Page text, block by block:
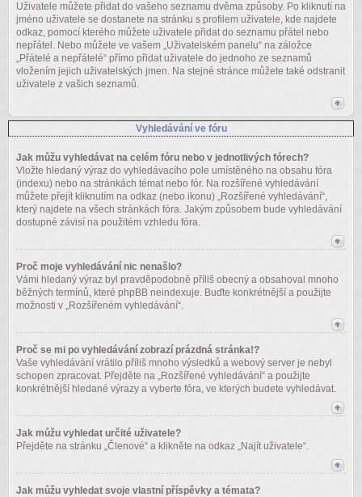
Uživatele můžete přidat do vašeho seznamu dvěma způsoby. Po kliknutí na
jméno uživatele se dostanete na stránku s profilem uživatele, kde najdete
odkaz, pomocí kterého můžete uživatele přidat do seznamu přátel nebo
nepřátel. Nebo můžete ve vašem „Uživatelském panelu“ na záložce
„Přátelé a nepřátelé“ přímo přidat uživatele do jednoho ze seznamů
vložením jejich uživatelských jmen. Na stejné stránce můžete také odstranit
uživatele z vašich seznamů.
Vyhledávání ve fóru
Jak můžu vyhledávat na celém fóru nebo v jednotlivých fórech?
Vložte hledaný výraz do vyhledávacího pole umístěného na obsahu fóra
(indexu) nebo na stránkách témat nebo fór. Na rozšířené vyhledávání
můžete přejít kliknutím na odkaz (nebo ikonu) „Rozšířené vyhledávání“,
který najdete na všech stránkách fóra. Jakým způsobem bude vyhledávání
dostupné závisí na použitém vzhledu fóra.
Proč moje vyhledávání nic nenašlo?
Vámi hledaný výraz byl pravděpodobně příliš obecný a obsahoval mnoho
běžných termínů, které phpBB neindexuje. Buďte konkrétnější a použijte
možnosti v „Rozšířeném vyhledávání“.
Proč se mi po vyhledávání zobrazí prázdná stránka!?
Vaše vyhledávání vrátilo příliš mnoho výsledků a webový server je nebyl
schopen zpracovat. Přejděte na „Rozšířené vyhledávání“ a použijte
konkrétnější hledané výrazy a vyberte fóra, ve kterých budete vyhledávat.
Jak můžu vyhledat určité uživatele?
Přejděte na stránku „Členové“ a klikněte na odkaz „Najít uživatele“.
Jak můžu vyhledat svoje vlastní příspěvky a témata?